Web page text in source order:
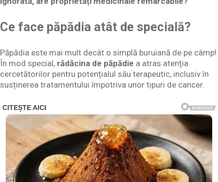
Ce face păpădia atât de specială?
Păpădia este mai mult decât o simplă buruiană de pe câmp!
În mod special, rădăcina de păpădie a atras atenția
cercetătorilor pentru potențialul său terapeutic, inclusiv în
susținerea tratamentului împotriva unor tipuri de cancer.